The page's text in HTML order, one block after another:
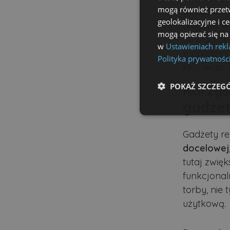
długopis
utrwalając
marketing
ktoś
Gadżety
docelowej
tutaj
torby, nie
użytkową.
mogą również
geolokalizacyjne i
mogą opierać się
w Ustawieniach
Polityka prywatności
POKAŻ
Niezbędne
Niezbędne pliki cookie